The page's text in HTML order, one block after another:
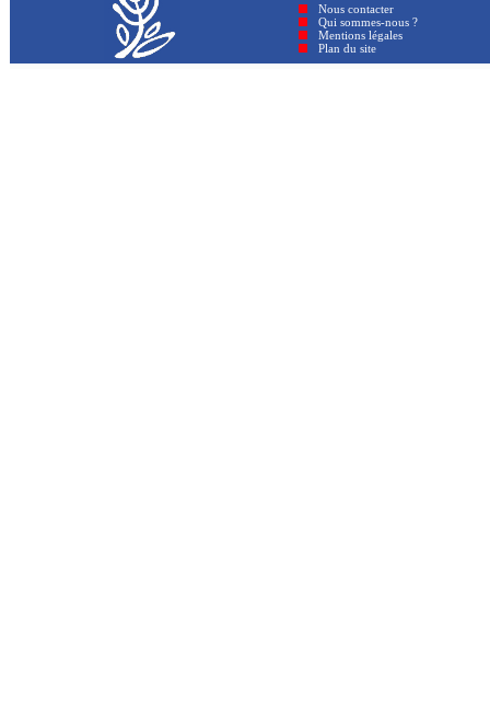
Nous contacter
Qui sommes-nous ?
Mentions légales
Plan du site © GenAmi